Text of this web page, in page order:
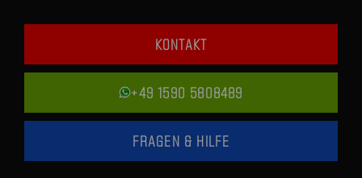
KONTAKT
+49 1590 5808489
FRAGEN & HILFE